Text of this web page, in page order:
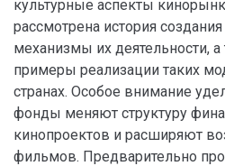
культурные аспекты
рассмотрена история
механизмы их деятельности,
примеры реализации таких
странах. Особое внимание
фонды меняют структуру
кинопроектов и расширяют
фильмов. Предварительно